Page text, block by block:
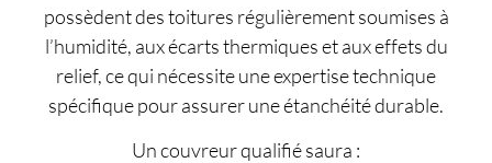
possèdent des toitures régulièrement soumises à
l’humidité, aux écarts thermiques et aux effets du
relief, ce qui nécessite une expertise technique
spécifique pour assurer une étanchéité durable.
Un couvreur qualifié saura :